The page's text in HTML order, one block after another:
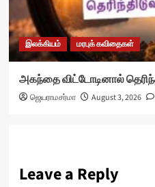
இலக்கியம் மரபுக் கவிதைகள்
அகந்தை விட்டோடினால்
ஜெயராமசர்மா August 3, 2026
Leave a Reply